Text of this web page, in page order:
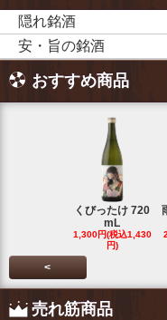
隠れ銘酒
安・旨の銘酒
おすすめ商品
くびったけ 720
mL
1,300円(税込1,430
円)
<
売れ筋商品